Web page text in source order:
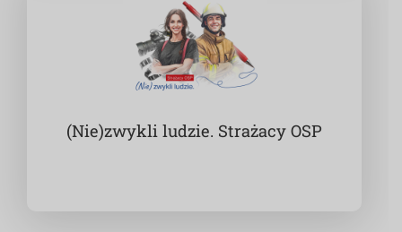
(Nie)zwykli ludzie. Strażacy OSP